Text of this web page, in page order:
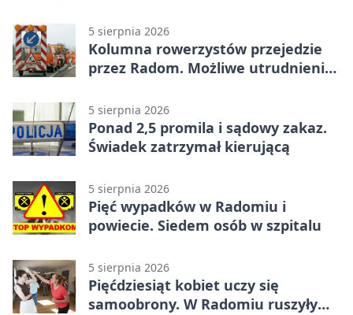
5 sierpnia 2026
Kolumna rowerzystów przejedzie
przez Radom. Możliwe utrudnienia
5 sierpnia 2026
Ponad 2,5 promila i sądowy zakaz.
Świadek zatrzymał kierującą
5 sierpnia 2026
Pięć wypadków w Radomiu i
powiecie. Siedem osób w szpitalu
5 sierpnia 2026
Pięćdziesiąt kobiet uczy się
samoobrony. W Radomiu ruszyły